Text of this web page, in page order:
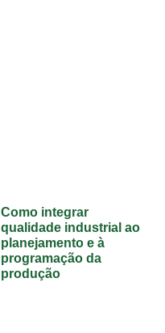
Como integrar
qualidade industrial ao
planejamento e à
programação da
produção